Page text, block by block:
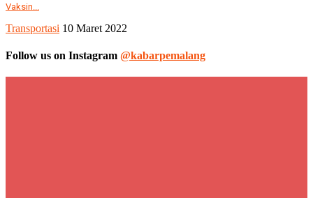
Vaksin...
Transportasi 10 Maret 2022
Follow us on Instagram @kabarpemalang